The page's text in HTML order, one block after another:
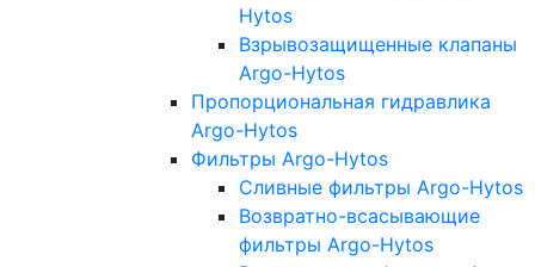
Hytos
Взрывозащищенные клапаны
Argo-Hytos
Пропорциональная гидравлика
Argo-Hytos
Фильтры Argo-Hytos
Сливные фильтры Argo-Hytos
Возвратно-всасывающие
фильтры Argo-Hytos